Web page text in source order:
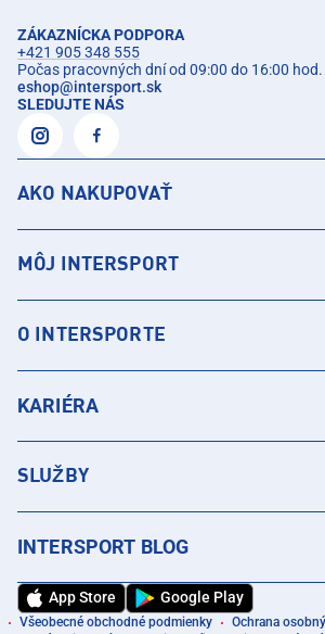
ZÁKAZNÍCKA PODPORA
+421 905 348 555
Počas pracovných dní od 09:00 do 16:00 hod.
eshop@intersport.sk
SLEDUJTE NÁS
AKO NAKUPOVAŤ
MÔJ INTERSPORT
O INTERSPORTE
KARIÉRA
SLUŽBY
INTERSPORT BLOG
App Store Google Play
Všeobecné obchodné podmienky Ochrana